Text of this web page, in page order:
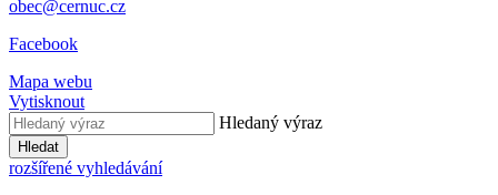
obec@cernuc.cz
Facebook
Mapa webu
Vytisknout
Hledaný výraz
Hledat
rozšířené vyhledávání